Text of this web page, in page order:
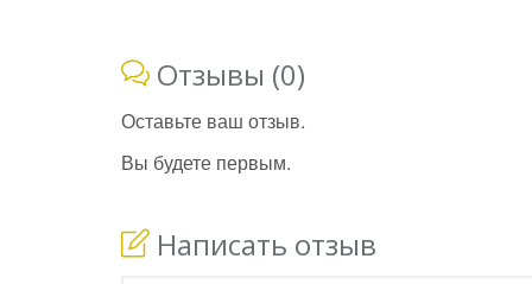
Отзывы (0)
Оставьте ваш отзыв.
Вы будете первым.
Написать отзыв